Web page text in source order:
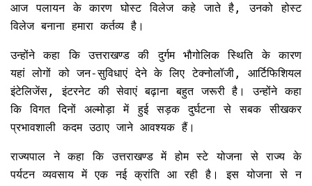
आज पलायन के कारण घोस्ट विलेज कहे जाते है, उनको होस्ट
विलेज बनाना हमारा कर्तव्य है।
उन्होंने कहा कि उत्तराखण्ड की दुर्गम भौगोलिक स्थिति के कारण
यहां लोगों को जन-सुविधाएं देने के लिए टेक्नोलॉजी, आर्टिफिशियल
इंटेलिजेंस, इंटरनेट की सेवाएं बढ़ाना बहुत जरूरी है। उन्होंने कहा
कि विगत दिनों अल्मोड़ा में हुई सड़क दुर्घटना से सबक सीखकर
प्रभावशाली कदम उठाए जाने आवश्यक हैं।
राज्यपाल ने कहा कि उत्तराखण्ड में होम स्टे योजना से राज्य के
पर्यटन व्यवसाय में एक नई क्रांति आ रही है। इस योजना से न